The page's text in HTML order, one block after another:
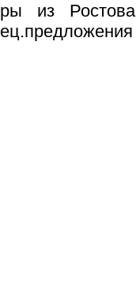
из